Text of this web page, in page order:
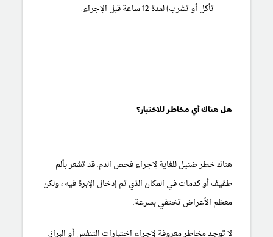
تأكل أو تشرب) لمدة 12 ساعة قبل الإجراء.
هل هناك أي مخاطر للاختبار؟
هناك خطر ضئيل للغاية لإجراء فحص الدم. قد تشعر بألم
طفيف أو كدمات في المكان الذي تم إدخال الإبرة فيه ، ولكن
معظم الأعراض تختفي بسرعة.
لا توجد مخاطر معروفة لإجراء اختبارات التنفس أو البراز.